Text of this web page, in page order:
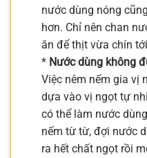
nước dùng nóng
hơn. Chỉ nên chan
ăn để thịt vừa chín
* Nước dùng không
Việc nêm nếm gia vị
dựa vào vị ngọt tự
có thể làm nước
nếm từ từ, đợi nước
ra hết chất ngọt rồi